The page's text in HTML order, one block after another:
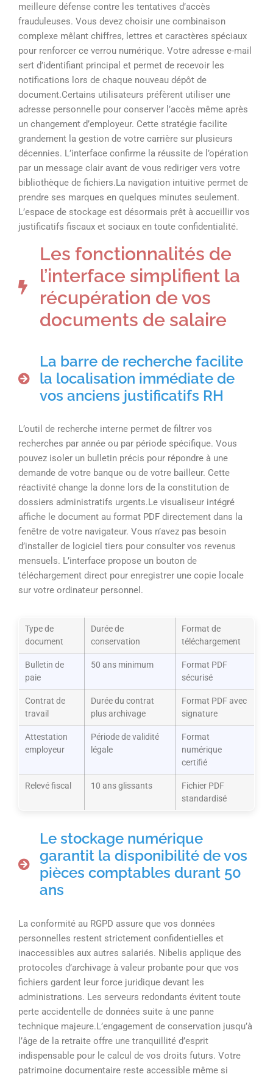
meilleure défense contre les tentatives d’accès
frauduleuses. Vous devez choisir une combinaison
complexe mêlant chiffres, lettres et caractères spéciaux
pour renforcer ce verrou numérique. Votre adresse e-mail
sert d’identifiant principal et permet de recevoir les
notifications lors de chaque nouveau dépôt de
document.Certains utilisateurs préfèrent utiliser une
adresse personnelle pour conserver l’accès même après
un changement d’employeur. Cette stratégie facilite
grandement la gestion de votre carrière sur plusieurs
décennies. L’interface confirme la réussite de l’opération
par un message clair avant de vous rediriger vers votre
bibliothèque de fichiers.La navigation intuitive permet de
prendre ses marques en quelques minutes seulement.
L’espace de stockage est désormais prêt à accueillir vos
justificatifs fiscaux et sociaux en toute confidentialité.
Les fonctionnalités de
l’interface simplifient la
récupération de vos
documents de salaire
La barre de recherche facilite
la localisation immédiate de
vos anciens justificatifs RH
L’outil de recherche interne permet de filtrer vos
recherches par année ou par période spécifique. Vous
pouvez isoler un bulletin précis pour répondre à une
demande de votre banque ou de votre bailleur. Cette
réactivité change la donne lors de la constitution de
dossiers administratifs urgents.Le visualiseur intégré
affiche le document au format PDF directement dans la
fenêtre de votre navigateur. Vous n’avez pas besoin
d’installer de logiciel tiers pour consulter vos revenus
mensuels. L’interface propose un bouton de
téléchargement direct pour enregistrer une copie locale
sur votre ordinateur personnel.
Type de
document
Durée de
conservation
Format de
téléchargement
Bulletin de
paie
50 ans minimum
Format PDF
sécurisé
Contrat de
travail
Durée du contrat
plus archivage
Format PDF avec
signature
Attestation
employeur
Période de validité
légale
Format
numérique
certifié
Relevé fiscal 10 ans glissants
Fichier PDF
standardisé
Le stockage numérique
garantit la disponibilité de vos
pièces comptables durant 50
ans
La conformité au RGPD assure que vos données
personnelles restent strictement confidentielles et
inaccessibles aux autres salariés. Nibelis applique des
protocoles d’archivage à valeur probante pour que vos
fichiers gardent leur force juridique devant les
administrations. Les serveurs redondants évitent toute
perte accidentelle de données suite à une panne
technique majeure.L’engagement de conservation jusqu’à
l’âge de la retraite offre une tranquillité d’esprit
indispensable pour le calcul de vos droits futurs. Votre
patrimoine documentaire reste accessible même si